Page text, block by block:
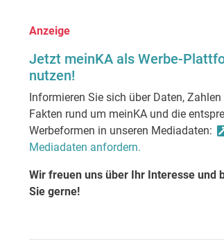
Anzeige
Jetzt meinKA als Werbe-
nutzen!
Informieren Sie sich über Daten, Zahlen
Fakten rund um meinKA und die
Werbeformen in unseren Mediadaten:
Mediadaten anfordern.
Wir freuen uns über Ihr Interesse und
Sie gerne!